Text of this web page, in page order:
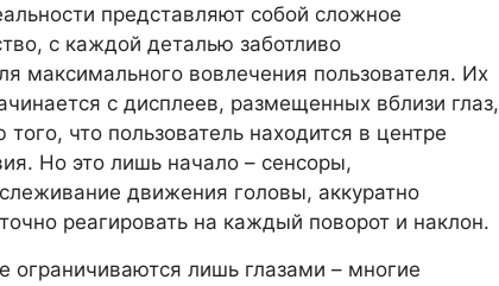
представляют собой сложное
с каждой деталью заботливо
максимального вовлечения пользователя. Их
с дисплеев, размещенных вблизи глаз,
что пользователь находится в центре
Но это лишь начало – сенсоры,
движения головы, аккуратно
реагировать на каждый поворот и наклон.
ограничиваются лишь глазами – многие